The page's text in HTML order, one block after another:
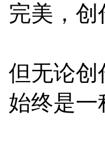
完美，
但无论创
始终是